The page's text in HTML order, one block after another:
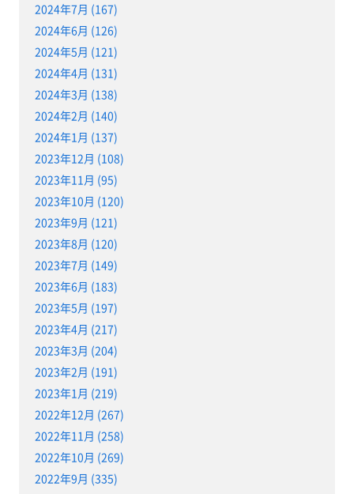
2024年7月 (167)
2024年6月 (126)
2024年5月 (121)
2024年4月 (131)
2024年3月 (138)
2024年2月 (140)
2024年1月 (137)
2023年12月 (108)
2023年11月 (95)
2023年10月 (120)
2023年9月 (121)
2023年8月 (120)
2023年7月 (149)
2023年6月 (183)
2023年5月 (197)
2023年4月 (217)
2023年3月 (204)
2023年2月 (191)
2023年1月 (219)
2022年12月 (267)
2022年11月 (258)
2022年10月 (269)
2022年9月 (335)